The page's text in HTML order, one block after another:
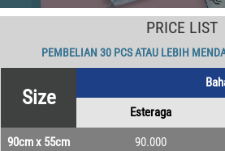
PRICE LIST
PEMBELIAN 30 PCS ATAU LEBIH
Size
Esteraga
90cm x 55cm 90.000